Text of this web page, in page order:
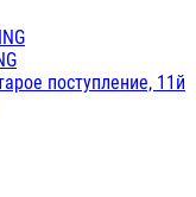
поступление, 11й